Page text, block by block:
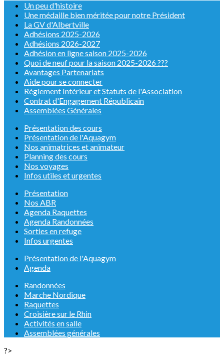
Un peu d'histoire
Une médaille bien méritée pour notre Président
La GV d'Albertville
Adhésions 2025-2026
Adhésions 2026-2027
Adhésion en ligne saison 2025-2026
Quoi de neuf pour la saison 2025-2026 ???
Avantages Partenariats
Aide pour se connecter
Réglement Intérieur et Statuts de l'Association
Contrat d'Engagement Républicain
Assemblées Générales
Présentation des cours
Présentation de l'Aquagym
Nos animatrices et animateur
Planning des cours
Nos voyages
Infos utiles et urgentes
Présentation
Nos ABR
Agenda Raquettes
Agenda Randonnées
Sorties en refuge
Infos urgentes
Présentation de l'Aquagym
Agenda
Randonnées
Marche Nordique
Raquettes
Croisière sur le Rhin
Activités en salle
Assemblées générales
?>